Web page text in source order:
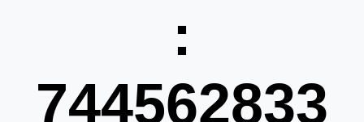
Über uns
:
744562833